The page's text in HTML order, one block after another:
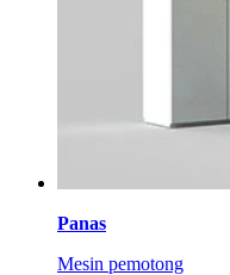
Panas
Mesin pemotong